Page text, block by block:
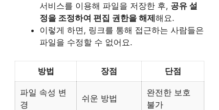
서비스를 이용해 파일을 저장한 후, 공유 설
정을 조정하여 편집 권한을 해제해요.
이렇게 하면, 링크를 통해 접근하는 사람들은
파일을 수정할 수 없어요.
방법 장점 단점
파일 속성 변
경
쉬운 방법
완전한 보호
불가